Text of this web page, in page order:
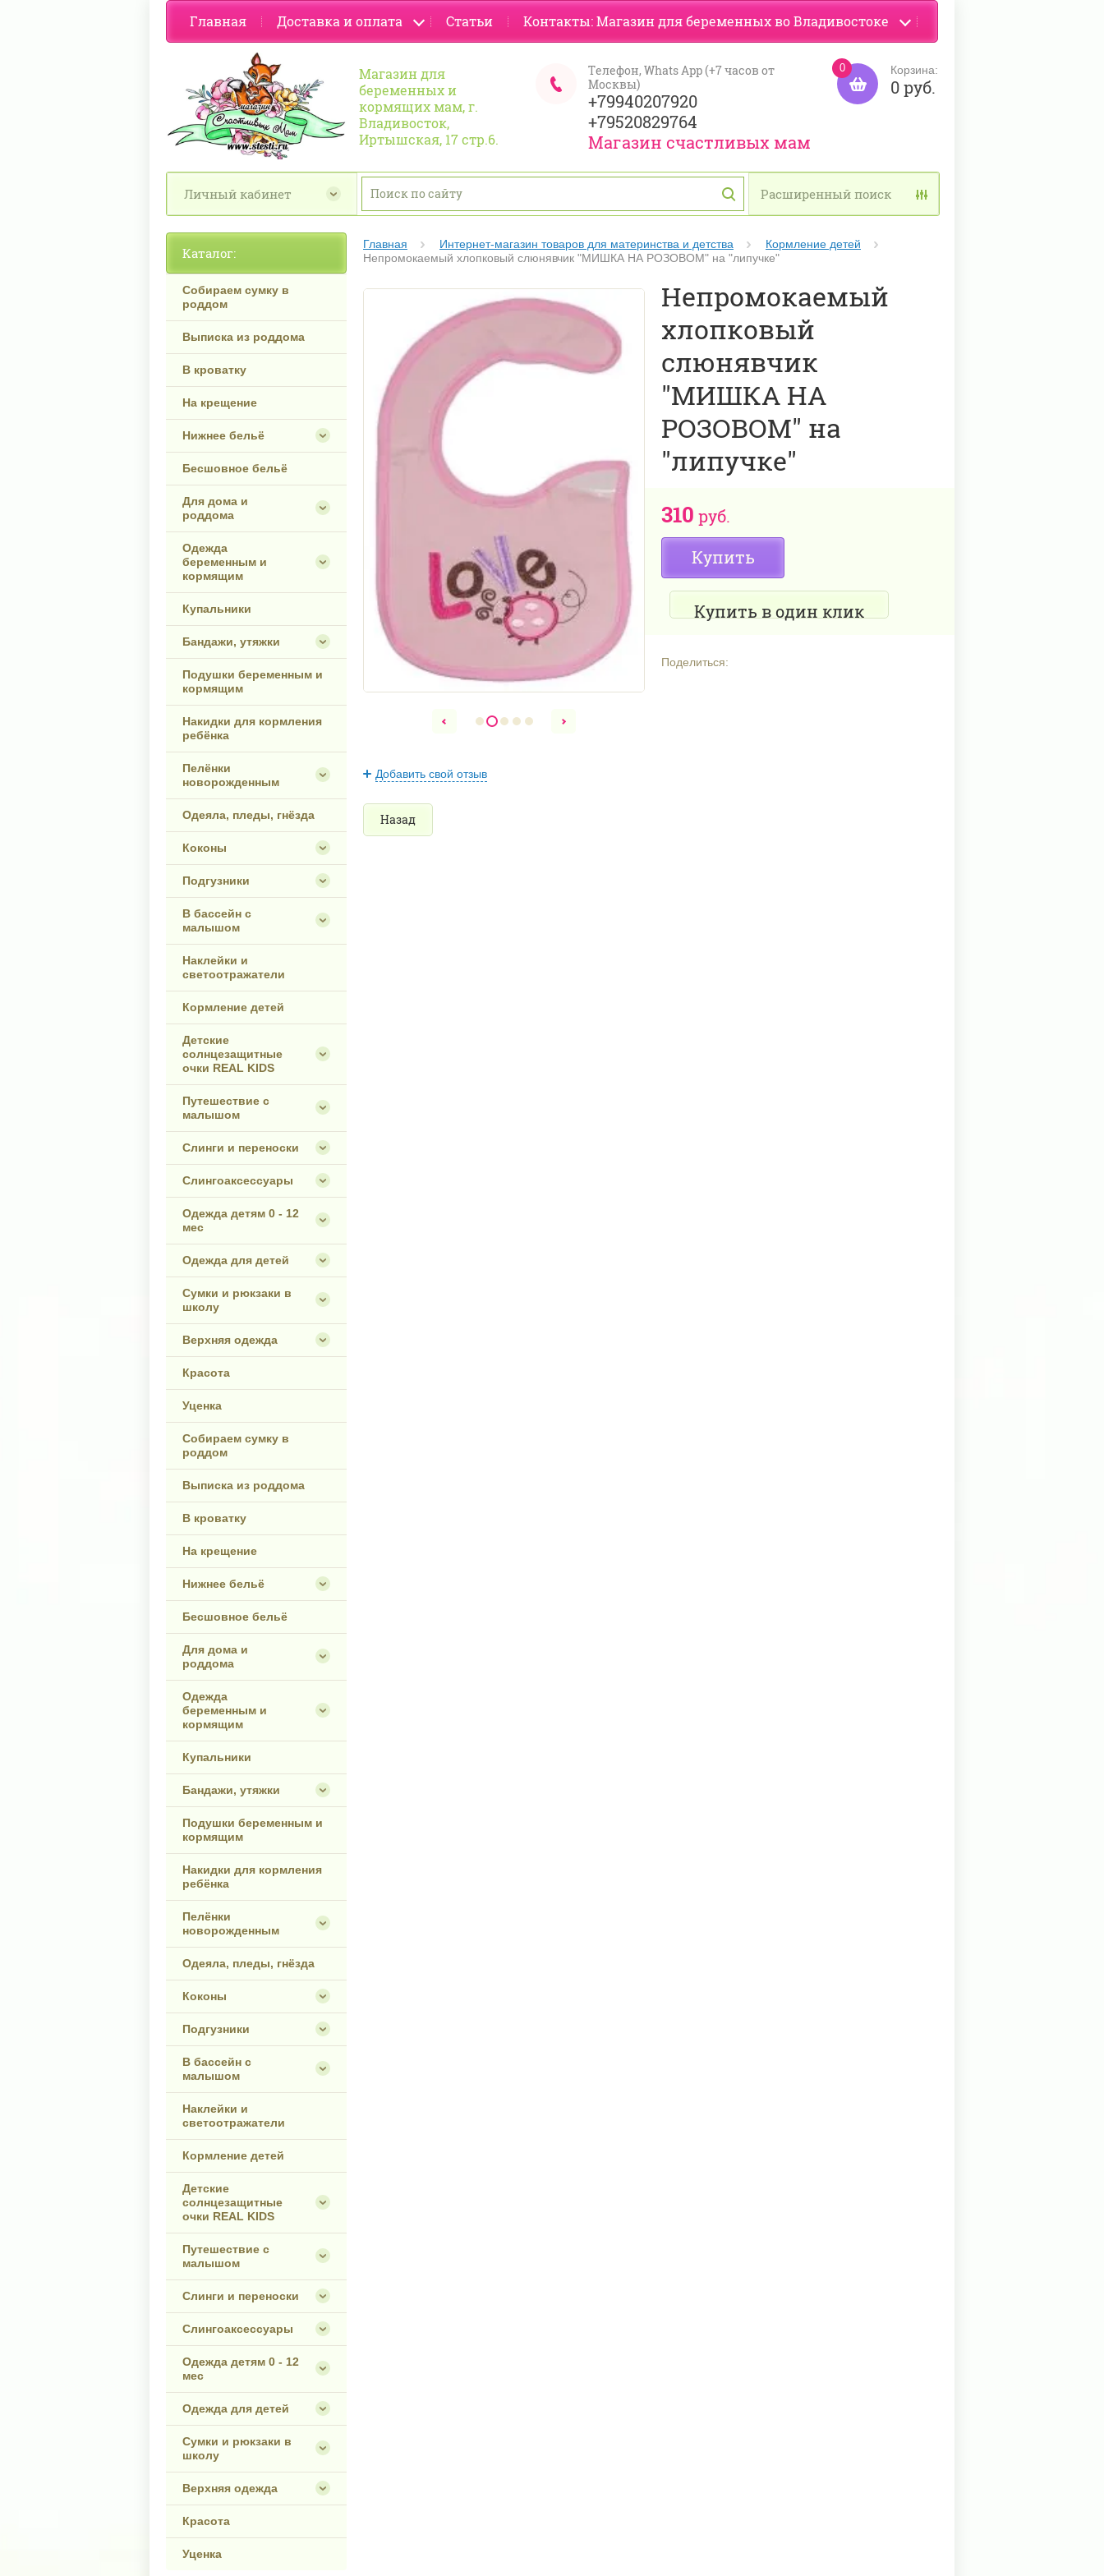
Магазин для
беременных и
кормящих мам, г.
Владивосток,
Иртышская, 17 стр.6.
0 Корзина:
0 руб.
Телефон, Whats App (+7 часов от
Москвы)
+79940207920
+79520829764
Магазин счастливых мам
Главная Доставка и оплата Статьи Контакты: Магазин для беременных во Владивостоке
Личный кабинет Расширенный поиск
Главная Интернет-магазин товаров для материнства и детства
Кормление детей
Непромокаемый хлопковый слюнявчик "МИШКА НА РОЗОВОМ" на "липучке"
Непромокаемый
хлопковый
слюнявчик
"МИШКА НА
РОЗОВОМ" на
"липучке"
310 руб.
Купить
Купить в один клик
Поделиться:
Добавить свой отзыв
Назад
Каталог:
Собираем сумку в
роддом
Выписка из роддома
В кроватку
На крещение
Нижнее бельё
Бесшовное бельё
Для дома и
роддома
Одежда
беременным и
кормящим
Купальники
Бандажи, утяжки
Подушки беременным и
кормящим
Накидки для кормления
ребёнка
Пелёнки
новорожденным
Одеяла, пледы, гнёзда
Коконы
Подгузники
В бассейн с
малышом
Наклейки и
светоотражатели
Кормление детей
Детские
солнцезащитные
очки REAL KIDS
Путешествие с
малышом
Слинги и переноски
Слингоаксессуары
Одежда детям 0 - 12
мес
Одежда для детей
Сумки и рюкзаки в
школу
Верхняя одежда
Красота
Уценка
Собираем сумку в
роддом
Выписка из роддома
В кроватку
На крещение
Нижнее бельё
Бесшовное бельё
Для дома и
роддома
Одежда
беременным и
кормящим
Купальники
Бандажи, утяжки
Подушки беременным и
кормящим
Накидки для кормления
ребёнка
Пелёнки
новорожденным
Одеяла, пледы, гнёзда
Коконы
Подгузники
В бассейн с
малышом
Наклейки и
светоотражатели
Кормление детей
Детские
солнцезащитные
очки REAL KIDS
Путешествие с
малышом
Слинги и переноски
Слингоаксессуары
Одежда детям 0 - 12
мес
Одежда для детей
Сумки и рюкзаки в
школу
Верхняя одежда
Красота
Уценка